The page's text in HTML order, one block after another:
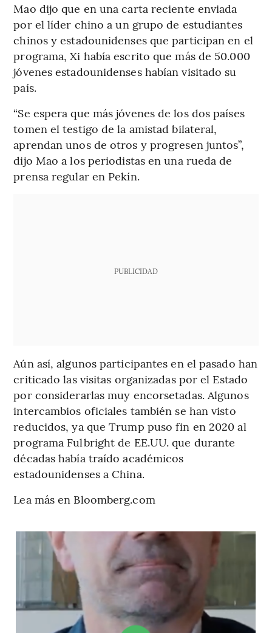
Mao dijo que en una carta reciente enviada
por el líder chino a un grupo de estudiantes
chinos y estadounidenses que participan en el
programa, Xi había escrito que más de 50.000
jóvenes estadounidenses habían visitado su
país.
“Se espera que más jóvenes de los dos países
tomen el testigo de la amistad bilateral,
aprendan unos de otros y progresen juntos”,
dijo Mao a los periodistas en una rueda de
prensa regular en Pekín.
PUBLICIDAD
Aún así, algunos participantes en el pasado han
criticado las visitas organizadas por el Estado
por considerarlas muy encorsetadas. Algunos
intercambios oficiales también se han visto
reducidos, ya que Trump puso fin en 2020 al
programa Fulbright de EE.UU. que durante
décadas había traído académicos
estadounidenses a China.
Lea más en Bloomberg.com